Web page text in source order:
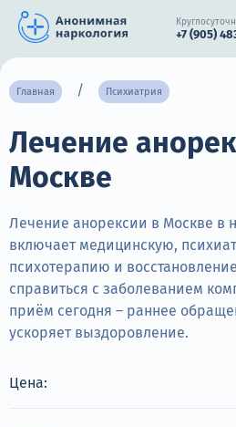
+7 (905)
О нас
Наркомания
Нарколог
Стационар
Психиатрия
Цены
Главная Психиатрия
Лечение
Москве
Лечение анорексии в Москве в
включает медицинскую,
психотерапию и
справиться с заболеванием
приём сегодня – раннее
ускоряет выздоровление.
Цена: